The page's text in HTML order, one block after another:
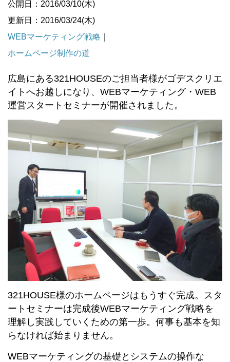
公開日：2016/03/10(木)
更新日：2016/03/24(木)
WEBマーケティング戦略
ホームページ制作の道
広島にある321HOUSEのご担当者様がゴデスクリエ
イトへお越しになり、WEBマーケティング・WEB
運営スタートセミナーが開催されました。
321HOUSE様のホームページはもうすぐ完成。スタ
ートセミナーは完成後WEBマーケティング戦略を
理解し実践していくための第一歩。何事も基本を知
らなければ始まりません。
WEBマーケティングの基礎とシステムの操作な